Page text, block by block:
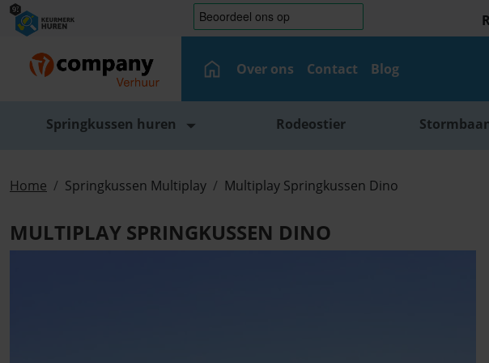
Over ons Contact Blog
Springkussen huren Rodeostier
Home Springkussen Multiplay Multiplay Springkussen Dino
MULTIPLAY SPRINGKUSSEN DINO